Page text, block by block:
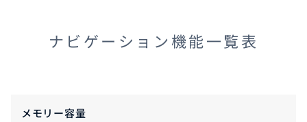
ナビゲーション機能一覧表
メモリー容量